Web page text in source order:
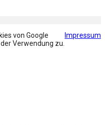
Impressum
von Google
Verwendung zu.